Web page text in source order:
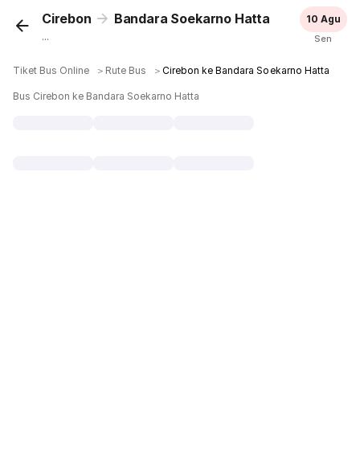
Cirebon Bandara Soekarno Hatta
...
10 Agu
Sen
Tiket Bus Online ＞ Rute Bus ＞Cirebon ke Bandara Soekarno Hatta
Bus Cirebon ke Bandara Soekarno Hatta